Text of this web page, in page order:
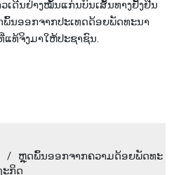
ເດີນ​ຢ່າງ​ໝັ້ນ​ແກ່ນ​ບົນ​ເສັ້​ນ​ທາງ​ຢັ້ງ​ຢືນ​
ນ​ອອກ​ຈາກ​ປະ​ເທດ​ດ້ອຍ​ພັດ​ທະ​ນາ
ແທ້ຈິງມາ​ໃຫ້​​ປະ​ຊາ​ຊົນ​.
/
ຫຼຸດ​ພົ້ນ​ອອກ​ຈາກ​ຄວາມ​ດ້ອຍ​ພັດ​ທະ​
ະ​ກິດ